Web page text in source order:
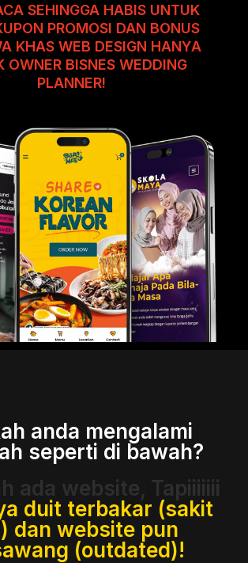
SEHINGGA HABIS UNTUK
PROMOSI DAN BONUS
KHAS WEB DESIGN HANYA
OWNER BISNES WEDDING
PLANNER!
anda mengalami
seperti di bawah?
ada website, Tapiiiiiii
duit terbakar (sakit
dan website pun
(outdated)!